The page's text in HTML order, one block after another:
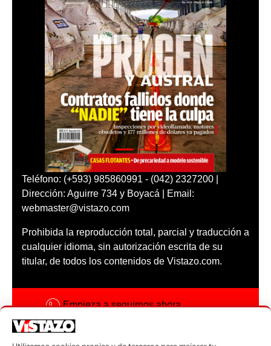
Teléfono: (+593) 985860991 - (042) 2327200 |
Dirección: Aguirre 734 y Boyacá | Email:
webmaster@vistazo.com
Prohibida la reproducción total, parcial y traducción a
cualquier idioma, sin autorización escrita de su
titular, de todos los contenidos de Vistazo.com.
Empieza a seguirnos ahora